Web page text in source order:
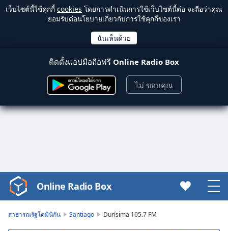
เว็บไซต์นี้ใช้คุกกี้ cookies โดยการดำเนินการใช้เว็บไซต์นี้ต่อ จะถือว่าคุณ
ยอมรับต่อนโยบายเกี่ยวกับการใช้คุกกี้ของเรา
ติดตั้งแอปมือถือฟรี Online Radio Box
ไม่ ขอบคุณ
Video
Player
Online Radio Box
สาธารณรัฐโดมินิกัน Santiago Durísima 105.7 FM